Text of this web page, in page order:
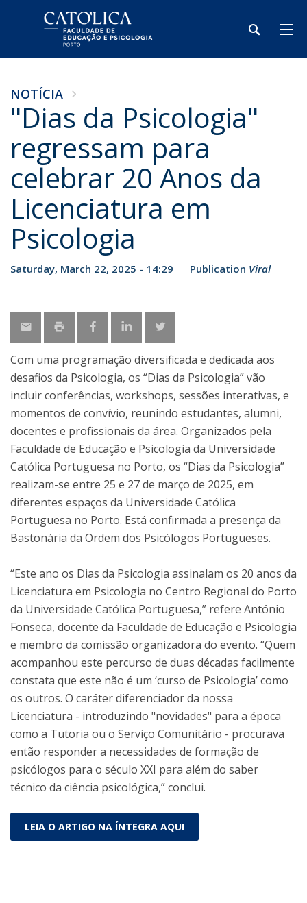
NOTÍCIA
"Dias da Psicologia"
regressam para
celebrar 20 Anos da
Licenciatura em
Psicologia
Saturday, March 22, 2025 - 14:29 Publication Viral
Com uma programação diversificada e dedicada aos
desafios da Psicologia, os “Dias da Psicologia” vão
incluir conferências, workshops, sessões interativas, e
momentos de convívio, reunindo estudantes, alumni,
docentes e profissionais da área. Organizados pela
Faculdade de Educação e Psicologia da Universidade
Católica Portuguesa no Porto, os “Dias da Psicologia”
realizam-se entre 25 e 27 de março de 2025, em
diferentes espaços da Universidade Católica
Portuguesa no Porto. Está confirmada a presença da
Bastonária da Ordem dos Psicólogos Portugueses.
“Este ano os Dias da Psicologia assinalam os 20 anos da
Licenciatura em Psicologia no Centro Regional do Porto
da Universidade Católica Portuguesa,” refere António
Fonseca, docente da Faculdade de Educação e Psicologia
e membro da comissão organizadora do evento. “Quem
acompanhou este percurso de duas décadas facilmente
constata que este não é um ‘curso de Psicologia’ como
os outros. O caráter diferenciador da nossa
Licenciatura - introduzindo "novidades" para a época
como a Tutoria ou o Serviço Comunitário - procurava
então responder a necessidades de formação de
psicólogos para o século XXI para além do saber
técnico da ciência psicológica,” conclui.
LEIA O ARTIGO NA ÍNTEGRA AQUI